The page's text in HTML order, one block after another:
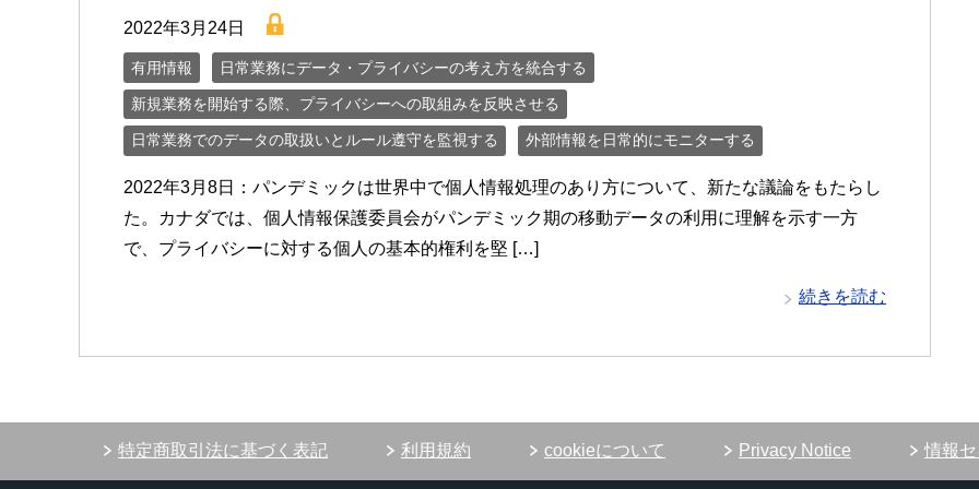
2022年3月24日 lock
有用情報 日常業務にデータ・プライバシーの考え方を統合する
新規業務を開始する際、プライバシーへの取組みを反映させる
日常業務でのデータの取扱いとルール遵守を監視する 外部情報を日常的にモニターする
2022年3月8日：パンデミックは世界中で個人情報処理のあり方について、新たな議論をもたらし
た。カナダでは、個人情報保護委員会がパンデミック期の移動データの利用に理解を示す一方
で、プライバシーに対する個人の基本的権利を堅 […]
続きを読む
特定商取引法に基づく表記 利用規約 cookieについて Privacy Notice 情報